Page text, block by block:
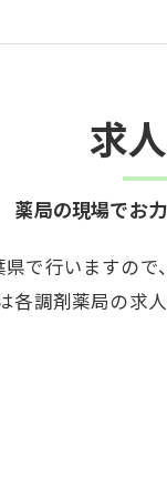
薬局の現場でお
求
で行いますの
各調剤薬局の求